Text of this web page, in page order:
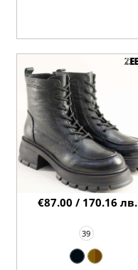
39
€87.00 / 170.16 лв.